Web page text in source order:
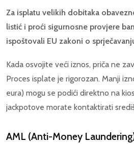
Za isplatu velikih dobitaka
listić i proći sigurnosne provjere
ispoštovali EU zakoni o
Kada osvojite veći iznos, priča ne
Proces isplate je rigorozan. Manji
eura) mogu se podići direktno na
jackpotove morate kontaktirati
AML (Anti-Money